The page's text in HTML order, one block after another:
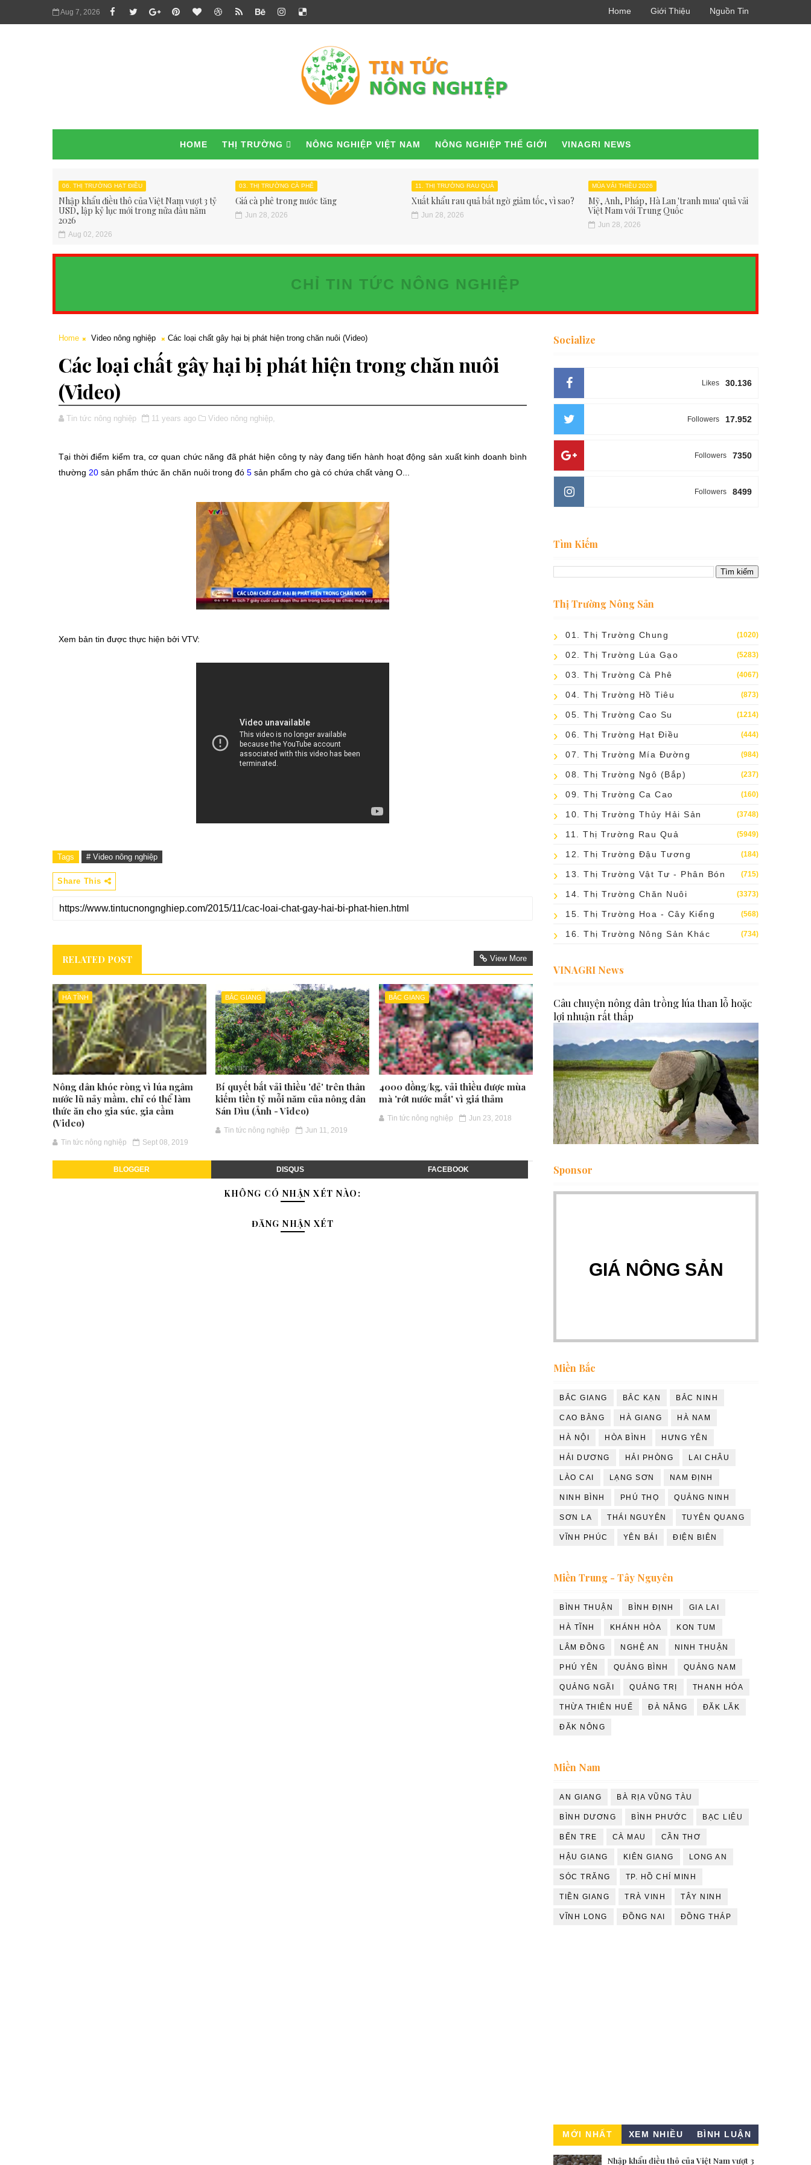
Aug 7, 2026 Home Giới Thiệu Nguồn Tin
HOME THỊ TRƯỜNG NÔNG NGHIỆP VIỆT NAM NÔNG NGHIỆP THẾ GIỚI VINAGRI NEWS
06. THỊ TRƯỜNG HẠT ĐIỀU
Nhập khẩu điều thô của Việt Nam vượt 3 tỷ
USD, lập kỷ lục mới trong nửa đầu năm
2026
Aug 02, 2026
03. THỊ TRƯỜNG CÀ PHÊ
Giá cà phê trong nước tăng
Jun 28, 2026
11. THỊ TRƯỜNG RAU QUẢ
Xuất khẩu rau quả bất ngờ giảm tốc, vì sao?
Jun 28, 2026
MÙA VẢI THIỀU 2026
Mỹ, Anh, Pháp, Hà Lan 'tranh mua' quả vải
Việt Nam với Trung Quốc
Jun 28, 2026
CHỈ TIN TỨC NÔNG NGHIỆP
Home Video nông nghiệp Các loại chất gây hại bị phát hiện trong chăn nuôi (Video)
Các loại chất gây hại bị phát hiện trong chăn nuôi
(Video)
Tin tức nông nghiệp 11 years ago Video nông nghiệp,
Tại thời điểm kiểm tra, cơ quan chức năng đã phát hiện công ty này đang tiến hành hoạt động sản xuất kinh doanh bình
thường 20 sản phẩm thức ăn chăn nuôi trong đó 5 sản phẩm cho gà có chứa chất vàng O...
Xem bản tin được thực hiện bởi VTV:
Tags # Video nông nghiệp
Share This
RELATED POST View More
HÀ TĨNH
Nông dân khóc ròng vì lúa ngâm
nước lũ nảy mầm, chỉ có thể làm
thức ăn cho gia súc, gia cầm
(Video)
Tin tức nông nghiệp Sept 08, 2019
BẮC GIANG
Bí quyết bắt vải thiều 'đẻ' trên thân
kiếm tiền tỷ mỗi năm của nông dân
Sán Dìu (Ảnh - Video)
Tin tức nông nghiệp Jun 11, 2019
BẮC GIANG
4000 đồng/kg, vải thiều được mùa
mà 'rớt nước mắt' vì giá thảm
Tin tức nông nghiệp Jun 23, 2018
BLOGGER DISQUS FACEBOOK
KHÔNG CÓ NHẬN XÉT NÀO:
ĐĂNG NHẬN XÉT
Socialize
30.136
Likes
17.952
Followers
7350
Followers
8499
Followers
Tìm Kiếm
Thị Trường Nông Sản
01. Thị Trường Chung (1020)
02. Thị Trường Lúa Gạo (5283)
03. Thị Trường Cà Phê (4067)
04. Thị Trường Hồ Tiêu (873)
05. Thị Trường Cao Su (1214)
06. Thị Trường Hạt Điều (444)
07. Thị Trường Mía Đường (984)
08. Thị Trường Ngô (bắp) (237)
09. Thị Trường Ca Cao (160)
10. Thị Trường Thủy Hải Sản (3748)
11. Thị Trường Rau Quả (5949)
12. Thị Trường Đậu Tương (184)
13. Thị Trường Vật Tư - Phân Bón (715)
14. Thị Trường Chăn Nuôi (3373)
15. Thị Trường Hoa - Cây Kiểng (568)
16. Thị Trường Nông Sản Khác (734)
VINAGRI News
Câu chuyện nông dân trồng lúa than lỗ hoặc
lợi nhuận rất thấp
Sponsor
GIÁ NÔNG SẢN
Miền Bắc
BẮC GIANG BẮC KẠN BẮC NINH
CAO BẰNG HÀ GIANG HÀ NAM
HÀ NỘI HÒA BÌNH HƯNG YÊN
HẢI DƯƠNG HẢI PHÒNG LAI CHÂU
LÀO CAI LẠNG SƠN NAM ĐỊNH
NINH BÌNH PHÚ THỌ QUẢNG NINH
SƠN LA THÁI NGUYÊN TUYÊN QUANG
VĨNH PHÚC YÊN BÁI ĐIỆN BIÊN
Miền Trung - Tây Nguyên
BÌNH THUẬN BÌNH ĐỊNH GIA LAI
HÀ TĨNH KHÁNH HÒA KON TUM
LÂM ĐỒNG NGHỆ AN NINH THUẬN
PHÚ YÊN QUẢNG BÌNH QUẢNG NAM
QUẢNG NGÃI QUẢNG TRỊ THANH HÓA
THỪA THIÊN HUẾ ĐÀ NẴNG ĐĂK LĂK
ĐĂK NÔNG
Miền Nam
AN GIANG BÀ RỊA VŨNG TÀU
BÌNH DƯƠNG BÌNH PHƯỚC BẠC LIÊU
BẾN TRE CÀ MAU CẦN THƠ
HẬU GIANG KIÊN GIANG LONG AN
SÓC TRĂNG TP. HỒ CHÍ MINH
TIỀN GIANG TRÀ VINH TÂY NINH
VĨNH LONG ĐỒNG NAI ĐỒNG THÁP
MỚI NHẤT XEM NHIỀU BÌNH LUẬN
Nhập khẩu điều thô của Việt Nam vượt 3